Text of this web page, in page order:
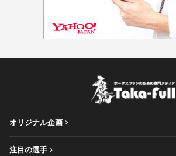
オリジナル企画
注目の選手